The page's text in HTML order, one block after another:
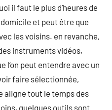
il faut le plus d’heures de
et peut être que
les voisins. en revanche,
instruments vidéos,
l’on peut entendre avec un
faire sélectionnée,
aligne tout le temps des
quelques outils sont